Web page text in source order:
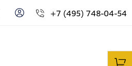
+7 (495) 748-04-54